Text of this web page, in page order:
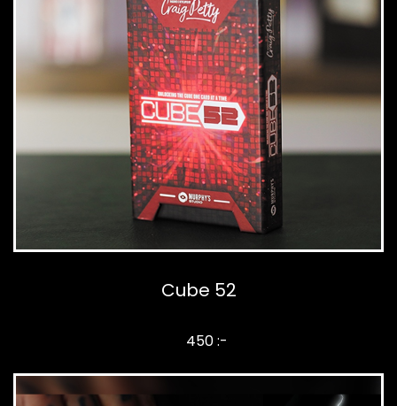
Cube 52
450 :-